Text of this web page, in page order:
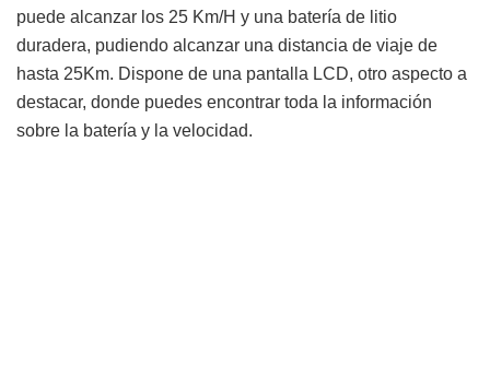
puede alcanzar los 25 Km/H y una batería de litio
duradera, pudiendo alcanzar una distancia de viaje de
hasta 25Km. Dispone de una pantalla LCD, otro aspecto a
destacar, donde puedes encontrar toda la información
sobre la batería y la velocidad.